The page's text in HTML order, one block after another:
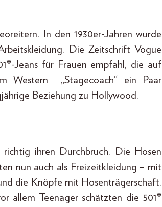
In den 1930er-Jahren wurde
Die Zeitschrift Vogue
Jeans für Frauen empfahl, die auf
Western „Stagecoach“ ein Paar
Beziehung zu Hollywood.
ihren Durchbruch. Die Hosen
nun auch als Freizeitkleidung – mit
die Knöpfe mit Hosenträgerschaft.
allem Teenager schätzten die 501®